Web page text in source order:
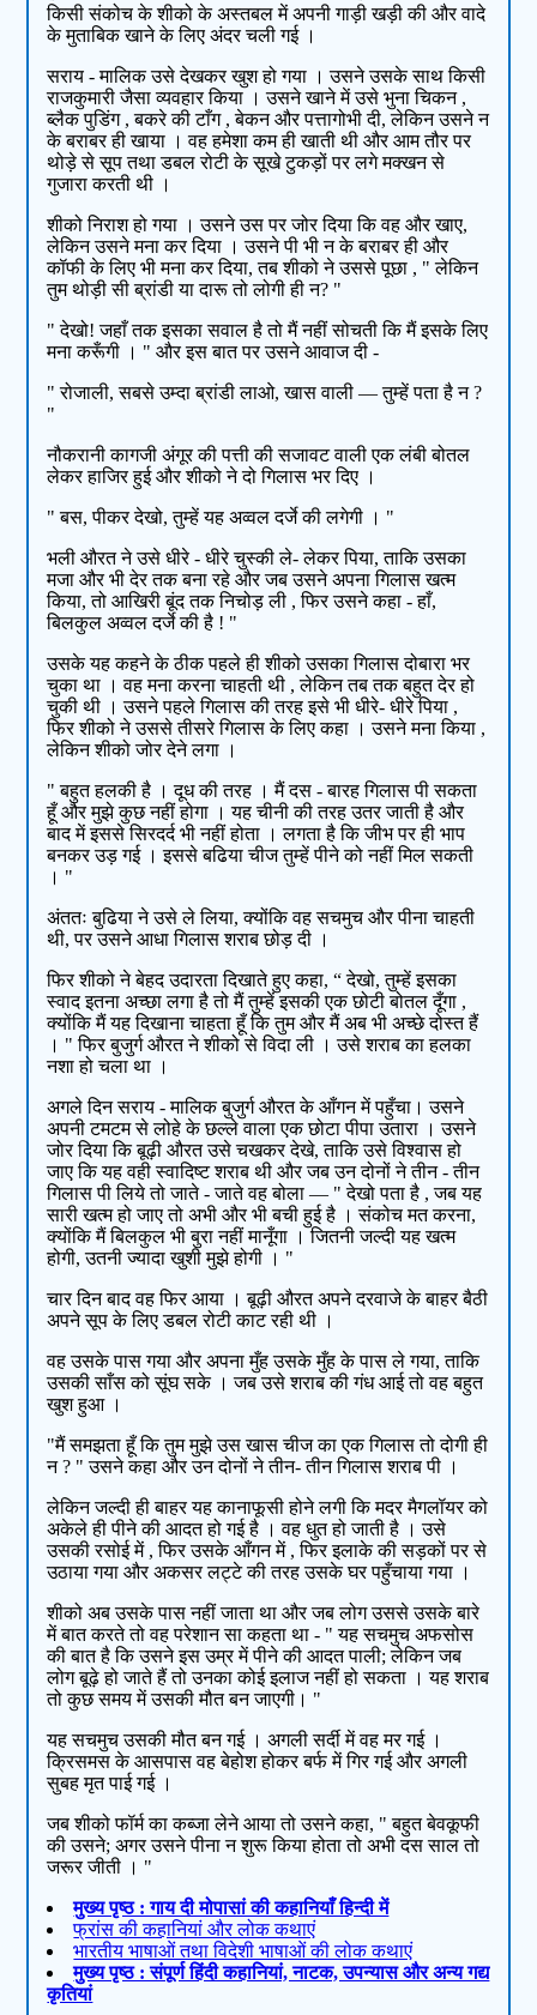
किसी संकोच के शीको के अस्तबल में अपनी गाड़ी खड़ी की और वादे
के मुताबिक खाने के लिए अंदर चली गई ।
सराय - मालिक उसे देखकर खुश हो गया । उसने उसके साथ किसी
राजकुमारी जैसा व्यवहार किया । उसने खाने में उसे भुना चिकन ,
ब्लैक पुडिंग , बकरे की टाँग , बेकन और पत्तागोभी दी, लेकिन उसने न
के बराबर ही खाया । वह हमेशा कम ही खाती थी और आम तौर पर
थोड़े से सूप तथा डबल रोटी के सूखे टुकड़ों पर लगे मक्खन से
गुजारा करती थी ।
शीको निराश हो गया । उसने उस पर जोर दिया कि वह और खाए,
लेकिन उसने मना कर दिया । उसने पी भी न के बराबर ही और
कॉफी के लिए भी मना कर दिया, तब शीको ने उससे पूछा , " लेकिन
तुम थोड़ी सी ब्रांडी या दारू तो लोगी ही न? "
" देखो! जहाँ तक इसका सवाल है तो मैं नहीं सोचती कि मैं इसके लिए
मना करूँगी । " और इस बात पर उसने आवाज दी -
" रोजाली, सबसे उम्दा ब्रांडी लाओ, खास वाली — तुम्हें पता है न ?
"
नौकरानी कागजी अंगूर की पत्ती की सजावट वाली एक लंबी बोतल
लेकर हाजिर हुई और शीको ने दो गिलास भर दिए ।
" बस, पीकर देखो, तुम्हें यह अव्वल दर्जे की लगेगी । "
भली औरत ने उसे धीरे - धीरे चुस्की ले- लेकर पिया, ताकि उसका
मजा और भी देर तक बना रहे और जब उसने अपना गिलास खत्म
किया, तो आखिरी बूंद तक निचोड़ ली , फिर उसने कहा - हाँ,
बिलकुल अव्वल दर्जे की है ! "
उसके यह कहने के ठीक पहले ही शीको उसका गिलास दोबारा भर
चुका था । वह मना करना चाहती थी , लेकिन तब तक बहुत देर हो
चुकी थी । उसने पहले गिलास की तरह इसे भी धीरे- धीरे पिया ,
फिर शीको ने उससे तीसरे गिलास के लिए कहा । उसने मना किया ,
लेकिन शीको जोर देने लगा ।
" बहुत हलकी है । दूध की तरह । मैं दस - बारह गिलास पी सकता
हूँ और मुझे कुछ नहीं होगा । यह चीनी की तरह उतर जाती है और
बाद में इससे सिरदर्द भी नहीं होता । लगता है कि जीभ पर ही भाप
बनकर उड़ गई । इससे बढिया चीज तुम्हें पीने को नहीं मिल सकती
। "
अंततः बुढिया ने उसे ले लिया, क्योंकि वह सचमुच और पीना चाहती
थी, पर उसने आधा गिलास शराब छोड़ दी ।
फिर शीको ने बेहद उदारता दिखाते हुए कहा, “ देखो, तुम्हें इसका
स्वाद इतना अच्छा लगा है तो मैं तुम्हें इसकी एक छोटी बोतल दूँगा ,
क्योंकि मैं यह दिखाना चाहता हूँ कि तुम और मैं अब भी अच्छे दोस्त हैं
। " फिर बुजुर्ग औरत ने शीको से विदा ली । उसे शराब का हलका
नशा हो चला था ।
अगले दिन सराय - मालिक बुजुर्ग औरत के आँगन में पहुँचा। उसने
अपनी टमटम से लोहे के छल्ले वाला एक छोटा पीपा उतारा । उसने
जोर दिया कि बूढ़ी औरत उसे चखकर देखे, ताकि उसे विश्वास हो
जाए कि यह वही स्वादिष्ट शराब थी और जब उन दोनों ने तीन - तीन
गिलास पी लिये तो जाते - जाते वह बोला — " देखो पता है , जब यह
सारी खत्म हो जाए तो अभी और भी बची हुई है । संकोच मत करना,
क्योंकि मैं बिलकुल भी बुरा नहीं मानूँगा । जितनी जल्दी यह खत्म
होगी, उतनी ज्यादा खुशी मुझे होगी । "
चार दिन बाद वह फिर आया । बूढ़ी औरत अपने दरवाजे के बाहर बैठी
अपने सूप के लिए डबल रोटी काट रही थी ।
वह उसके पास गया और अपना मुँह उसके मुँह के पास ले गया, ताकि
उसकी साँस को सूंघ सके । जब उसे शराब की गंध आई तो वह बहुत
खुश हुआ ।
"मैं समझता हूँ कि तुम मुझे उस खास चीज का एक गिलास तो दोगी ही
न ? " उसने कहा और उन दोनों ने तीन- तीन गिलास शराब पी ।
लेकिन जल्दी ही बाहर यह कानाफूसी होने लगी कि मदर मैगलॉयर को
अकेले ही पीने की आदत हो गई है । वह धुत हो जाती है । उसे
उसकी रसोई में , फिर उसके आँगन में , फिर इलाके की सड़कों पर से
उठाया गया और अकसर लट्टे की तरह उसके घर पहुँचाया गया ।
शीको अब उसके पास नहीं जाता था और जब लोग उससे उसके बारे
में बात करते तो वह परेशान सा कहता था - " यह सचमुच अफसोस
की बात है कि उसने इस उम्र में पीने की आदत पाली; लेकिन जब
लोग बूढ़े हो जाते हैं तो उनका कोई इलाज नहीं हो सकता । यह शराब
तो कुछ समय में उसकी मौत बन जाएगी। "
यह सचमुच उसकी मौत बन गई । अगली सर्दी में वह मर गई ।
क्रिसमस के आसपास वह बेहोश होकर बर्फ में गिर गई और अगली
सुबह मृत पाई गई ।
जब शीको फॉर्म का कब्जा लेने आया तो उसने कहा, " बहुत बेवकूफी
की उसने; अगर उसने पीना न शुरू किया होता तो अभी दस साल तो
जरूर जीती । "
मुख्य पृष्ठ : गाय दी मोपासां की कहानियाँ हिन्दी में
फ्रांस की कहानियां और लोक कथाएं
भारतीय भाषाओं तथा विदेशी भाषाओं की लोक कथाएं
मुख्य पृष्ठ : संपूर्ण हिंदी कहानियां, नाटक, उपन्यास और अन्य गद्य
कृतियां